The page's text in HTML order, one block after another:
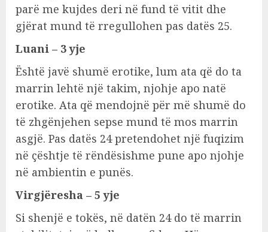
parë me kujdes deri në fund të vitit dhe
gjërat mund të rregullohen pas datës 25.
Luani – 3 yje
Është javë shumë erotike, lum ata që do ta
marrin lehtë një takim, njohje apo natë
erotike. Ata që mendojnë për më shumë do
të zhgënjehen sepse mund të mos marrin
asgjë. Pas datës 24 pretendohet një fuqizim
në çështje të rëndësishme pune apo njohje
në ambientin e punës.
Virgjëresha – 5 yje
Si shenjë e tokës, në datën 24 do të marrin